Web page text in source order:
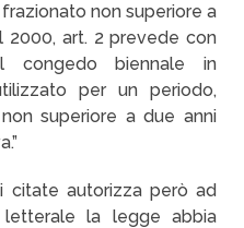
non superiore a
2000, art. 2 prevede con
congedo biennale in
per un periodo,
superiore a due anni
citate autorizza però ad
la legge abbia